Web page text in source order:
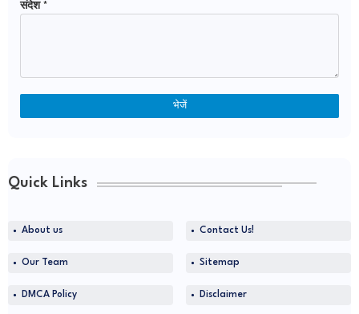
संदेश *
Quick Links
About us Contact Us!
Our Team Sitemap
DMCA Policy Disclaimer